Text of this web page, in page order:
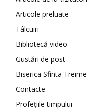
Articole preluate
Tâlcuiri
Bibliotecă video
Gustări de post
Biserica Sfinta Treime
Contacte
Profețiile timpului